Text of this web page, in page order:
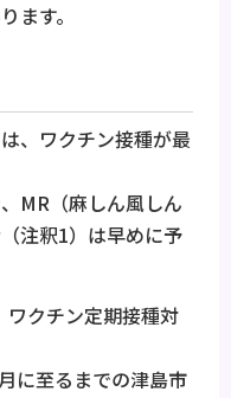
ます。
、ワクチン接種が最
MR（麻しん風しん
注釈1）は早めに予
クチン定期接種対
に至るまでの津島市